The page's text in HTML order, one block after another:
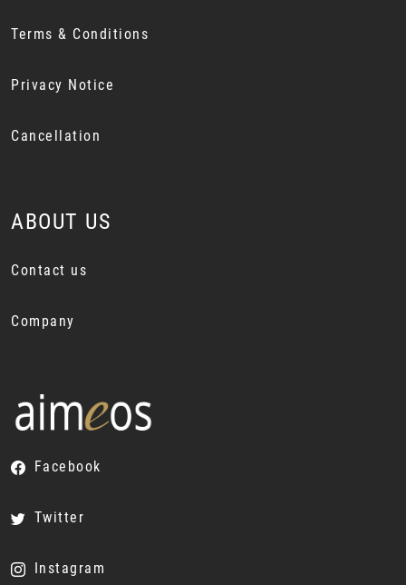
Terms & Conditions
Privacy Notice
Cancellation
ABOUT US
Contact us
Company
Facebook
Twitter
Instagram